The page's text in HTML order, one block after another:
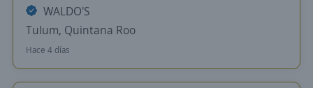
WALDO'S
Tulum, Quintana Roo
Hace 4 días